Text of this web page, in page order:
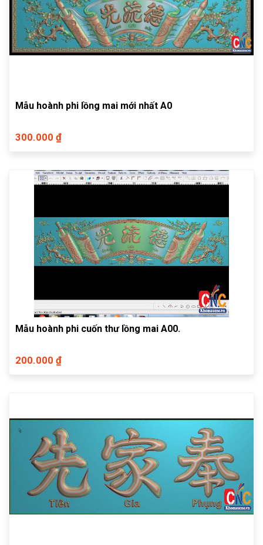
Mẫu hoành phi lồng mai mới nhất A0
300.000 ₫
Mẫu hoành phi cuốn thư lồng mai A00.
200.000 ₫